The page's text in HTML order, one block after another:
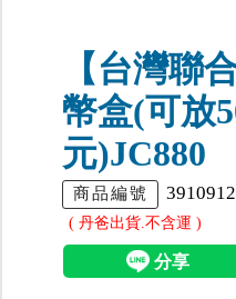
【台灣聯
幣盒(可放
元)JC880
商品編號
( 丹爸出貨.不含運 )